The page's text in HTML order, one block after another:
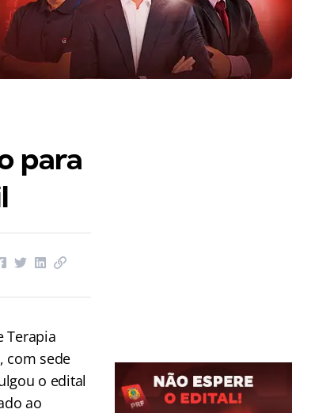
para
Terapia
com sede
o edital
ao